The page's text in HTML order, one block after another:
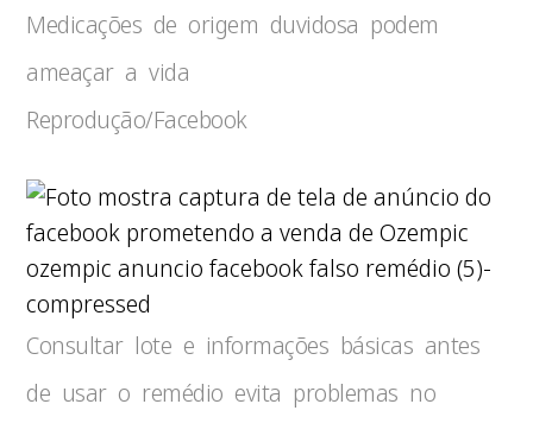
Medicações de origem duvidosa podem
ameaçar a vida
Reprodução/Facebook
ozempic anuncio facebook falso remédio (5)-
compressed
Consultar lote e informações básicas antes
de usar o remédio evita problemas no